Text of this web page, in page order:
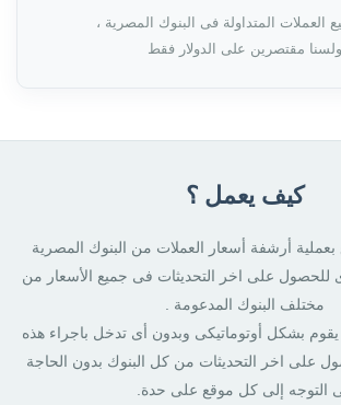
العملات المتداولة فى البنوك المصرية ،
ولسنا مقتصرين على الدولار فقط
كيف يعمل ؟
أرشفة أسعار العملات من البنوك المصرية
للحصول على اخر التحديثات فى جميع الأسعار من
مختلف البنوك المدعومة .
بشكل أوتوماتيكى وبدون أى تدخل باجراء هذه
على اخر التحديثات من كل البنوك بدون الحاجة
التوجه إلى كل موقع على حدة.